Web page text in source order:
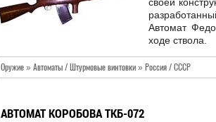
Автомат
ходе ствола.
Оружие » Автоматы / Штурмовые винтовки » Россия / СССР
АВТОМАТ КОРОБОВА ТКБ-072